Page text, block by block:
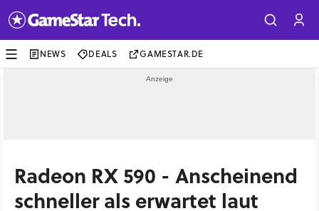
NEWS DEALS GAMESTAR.DE
Radeon RX 590 - Anscheinend
schneller als erwartet laut